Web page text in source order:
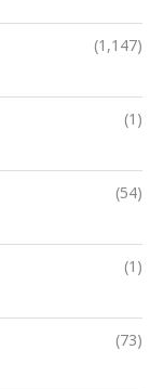
(1,147)
(1)
(54)
(1)
(73)